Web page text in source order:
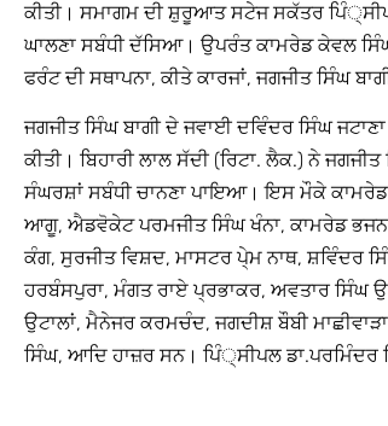
ਕੀਤੀ। ਸਮਾਗਮ ਦੀ ਸ਼ੁਰੂਆਤ ਸਟੇਜ ਸਕੱਤਰ
ਘਾਲਣਾ ਸਬੰਧੀ ਦੱਸਿਆ। ਉਪਰੰਤ ਕਾਮਰੇਡ ਕੇਵਲ
ਫਰੰਟ ਦੀ ਸਥਾਪਨਾ, ਕੀਤੇ ਕਾਰਜਾਂ, ਜਗਜੀਤ ਸਿੰਘ
ਜਗਜੀਤ ਸਿੰਘ ਬਾਗੀ ਦੇ ਜਵਾਈ ਦਵਿੰਦਰ ਸਿੰਘ
ਕੀਤੀ। ਬਿਹਾਰੀ ਲਾਲ ਸੱਦੀ (ਰਿਟਾ. ਲੈਕ.) ਨੇ
ਸੰਘਰਸ਼ਾਂ ਸਬੰਧੀ ਚਾਨਣਾ ਪਾਇਆ। ਇਸ ਮੌਕੇ
ਆਗੂ, ਐਡਵੋਕੇਟ ਪਰਮਜੀਤ ਸਿੰਘ ਖੰਨਾ, ਕਾਮਰੇਡ
ਕੰਗ, ਸੁਰਜੀਤ ਵਿਸ਼ਦ, ਮਾਸਟਰ ਪੇ੍ਮ ਨਾਥ, ਸ਼ਵਿੰਦਰ
ਹਰਬੰਸਪੁਰਾ, ਮੰਗਤ ਰਾਏ ਪ੍ਰਭਾਕਰ, ਅਵਤਾਰ ਸਿੰਘ
ਉਟਾਲਾਂ, ਮੈਨੇਜਰ ਕਰਮਚੰਦ, ਜਗਦੀਸ਼ ਬੌਬੀ
ਸਿੰਘ, ਆਦਿ ਹਾਜ਼ਰ ਸਨ। ਪਿੰ੍ਸੀਪਲ ਡਾ.ਪਰਮਿੰਦਰ